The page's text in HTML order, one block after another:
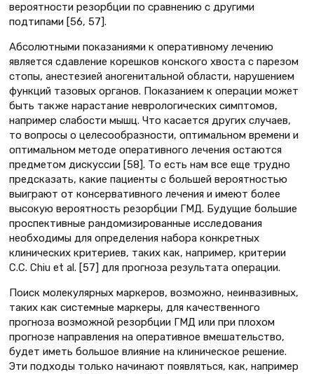
вероятности резорбции по сравнению с другими
подтипами [56, 57].
Абсолютными показаниями к оперативному лечению
является сдавление корешков конского хвоста с парезом
стопы, анестезией аногенитальной области, нарушением
функций тазовых органов. Показанием к операции может
быть также нарастание неврологических симптомов,
например слабости мышц. Что касается других случаев,
то вопросы о целесообразности, оптимальном времени и
оптимальном методе оперативного лечения остаются
предметом дискуссии [58]. То есть нам все еще трудно
предсказать, какие пациенты с большей вероятностью
выиграют от консервативного лечения и имеют более
высокую вероятность резорбции ГМД. Будущие большие
проспективные рандомизированные исследования
необходимы для определения набора конкретных
клинических критериев, таких как, например, критерии
C.C. Chiu et al. [57] для прогноза результата операции.
Поиск молекулярных маркеров, возможно, неинвазивных,
таких как системные маркеры, для качественного
прогноза возможной резорбции ГМД или при плохом
прогнозе направления на оперативное вмешательство,
будет иметь большое влияние на клиническое решение.
Эти подходы только начинают появляться, как, например